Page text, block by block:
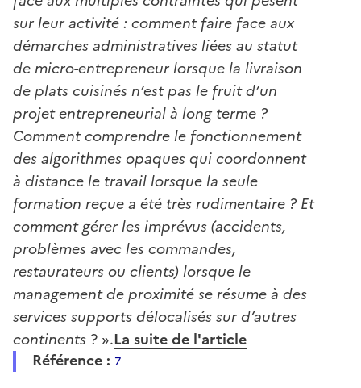
sur leur activité : comment faire face aux
démarches administratives liées au statut
de micro-entrepreneur lorsque la livraison
de plats cuisinés n’est pas le fruit d’un
projet entrepreneurial à long terme ?
Comment comprendre le fonctionnement
des algorithmes opaques qui coordonnent
à distance le travail lorsque la seule
formation reçue a été très rudimentaire ? Et
comment gérer les imprévus (accidents,
problèmes avec les commandes,
restaurateurs ou clients) lorsque le
management de proximité se résume à des
services supports délocalisés sur d’autres
continents ? ».La suite de l'article
Référence : 7